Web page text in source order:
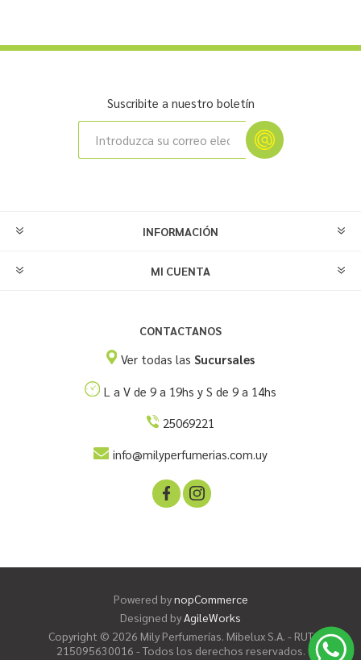
Suscribite a nuestro boletín
INFORMACIÓN
MI CUENTA
CONTACTANOS
Ver todas lasSucursales
L a V de 9 a 19hs y S de 9 a 14hs
25069221
info@milyperfumerias.com.uy
Powered bynopCommerce
Designed byAgileWorks
Copyright © 2026 Mily Perfumerías. Mibelux S.A. - RUT
215095630016 - Todos los derechos reservados.